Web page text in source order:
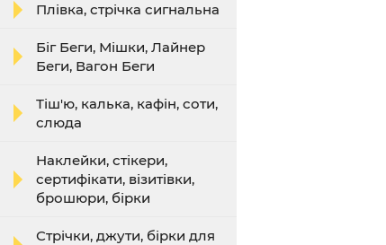
Плівка, стрічка сигнальна
Біг Беги, Мішки, Лайнер
Беги, Вагон Беги
Тіш'ю, калька, кафін, соти,
слюда
Наклейки, стікери,
сертифікати, візитівки,
брошюри, бірки
Стрічки, джути, бірки для